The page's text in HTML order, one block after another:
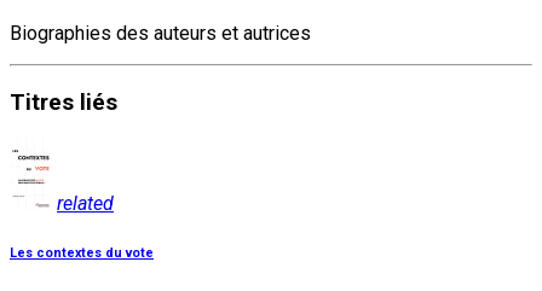
Biographies des auteurs et autrices
Titres liés
related
Les contextes du vote